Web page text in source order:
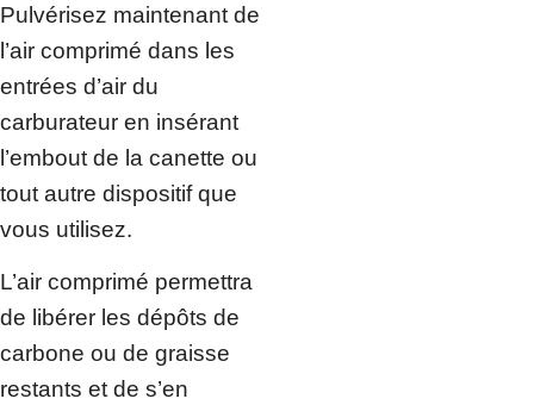
Pulvérisez maintenant de
l’air comprimé dans les
entrées d’air du
carburateur en insérant
l’embout de la canette ou
tout autre dispositif que
vous utilisez.
L’air comprimé permettra
de libérer les dépôts de
carbone ou de graisse
restants et de s’en